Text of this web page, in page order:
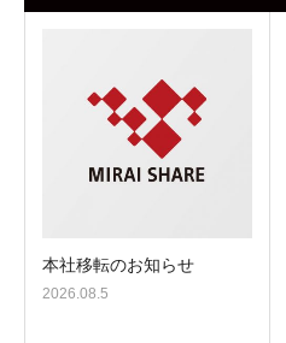
本社移転のお知らせ
2026.08.5